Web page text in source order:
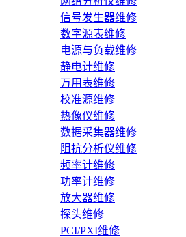
信号发生器维修
数字源表维修
电源与负载维修
静电计维修
万用表维修
校准源维修
热像仪维修
数据采集器维修
阻抗分析仪维修
频率计维修
功率计维修
放大器维修
探头维修
PCI/PXI维修